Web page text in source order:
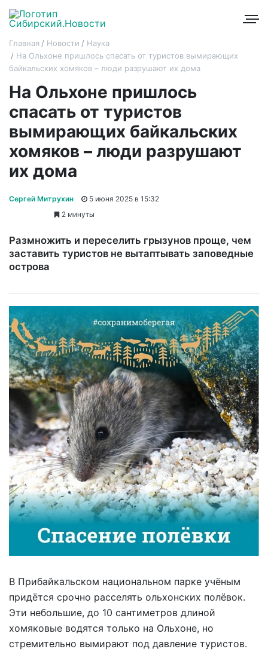
Главная Новости
Наука
На Ольхоне пришлось спасать от туристов вымирающих
байкальских хомяков – люди разрушают их дома
На Ольхоне пришлось
спасать от туристов
вымирающих байкальских
хомяков – люди разрушают
их дома
Сергей Митрухин
5 июня 2025 в 15:32
2 минуты
Размножить и переселить грызунов проще, чем
заставить туристов не вытаптывать заповедные
острова
В Прибайкальском национальном парке учёным
придётся срочно расселять ольхонских полёвок.
Эти небольшие, до 10 сантиметров длиной
хомяковые водятся только на Ольхоне, но
стремительно вымирают под давление туристов.